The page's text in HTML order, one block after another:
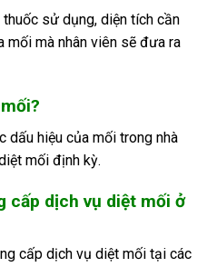
sử dụng, diện tích cần
mối mà nhân viên sẽ đưa ra
dấu hiệu của mối trong nhà
mối định kỳ.
cấp dịch vụ diệt mối ở
cấp dịch vụ diệt mối tại các